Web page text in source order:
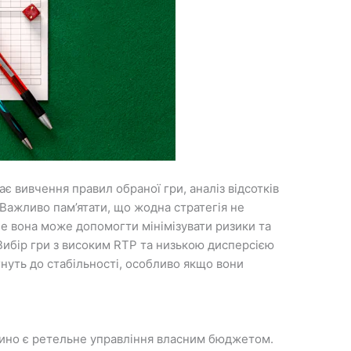
вивчення правил обраної гри, аналіз відсотків
пам’ятати, що жодна стратегія не
вона може допомогти мінімізувати ризики та
гри з високим RTP та низькою дисперсією
до стабільності, особливо якщо вони
є ретельне управління власним бюджетом.